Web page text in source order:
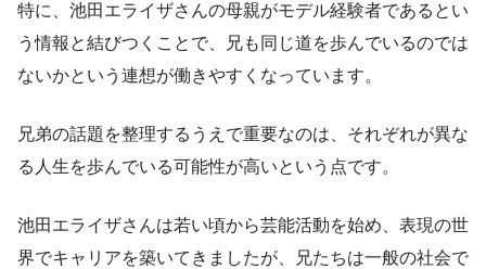
特に、池田エライザさんの母親がモデル経験者であるとい
う情報と結びつくことで、兄も同じ道を歩んでいるのでは
ないかという連想が働きやすくなっています。
兄弟の話題を整理するうえで重要なのは、それぞれが異な
る人生を歩んでいる可能性が高いという点です。
池田エライザさんは若い頃から芸能活動を始め、表現の世
界でキャリアを築いてきましたが、兄たちは一般の社会で